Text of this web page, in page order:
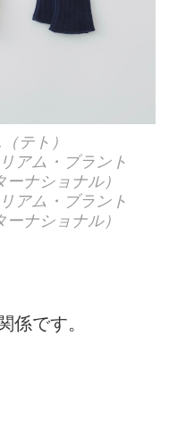
テト）
アム・ブラント
ナショナル）
アム・ブラント
ナショナル）
係です。